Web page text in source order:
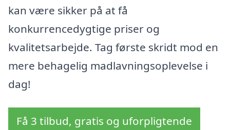
kan være sikker på at få
konkurrencedygtige priser og
kvalitetsarbejde. Tag første skridt mod en
mere behagelig madlavningsoplevelse i
dag!
Få 3 tilbud, gratis og uforpligtende